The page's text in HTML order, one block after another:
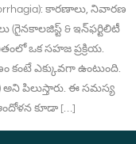
కారణాలు, నివారణ
(గైనకాలజిస్ట్ & ఇన్‌ఫర్టిలిటీ
ఒక సహజ ప్రక్రియ.
ఎక్కువగా ఉంటుంది.
పిలుస్తారు. ఈ సమస్య
కూడా […]